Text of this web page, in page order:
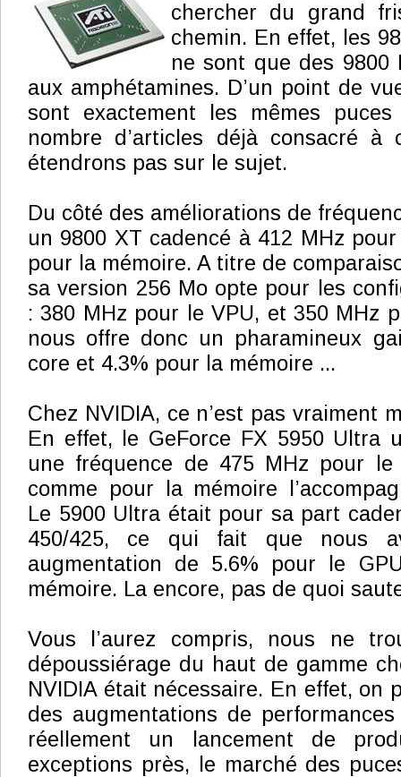
chercher du grand
chemin. En effet, les
ne sont que des 9800
aux amphétamines. D’un point de
sont exactement les mêmes
nombre d’articles déjà consacré
étendrons pas sur le sujet.
Du côté des améliorations de
un 9800 XT cadencé à 412 MHz
pour la mémoire. A titre de
sa version 256 Mo opte pour les
: 380 MHz pour le VPU, et 350 MHz
nous offre donc un pharamineux
core et 4.3% pour la mémoire ...
Chez NVIDIA, ce n’est pas vraiment
En effet, le GeForce FX 5950 Ultra
une fréquence de 475 MHz pour le
comme pour la mémoire
Le 5900 Ultra était pour sa part
450/425, ce qui fait que nous
augmentation de 5.6% pour le
mémoire. La encore, pas de quoi
Vous l’aurez compris, nous ne
dépoussiérage du haut de gamme
NVIDIA était nécessaire. En effet, on
des augmentations de
réellement un lancement de
exceptions près, le marché des